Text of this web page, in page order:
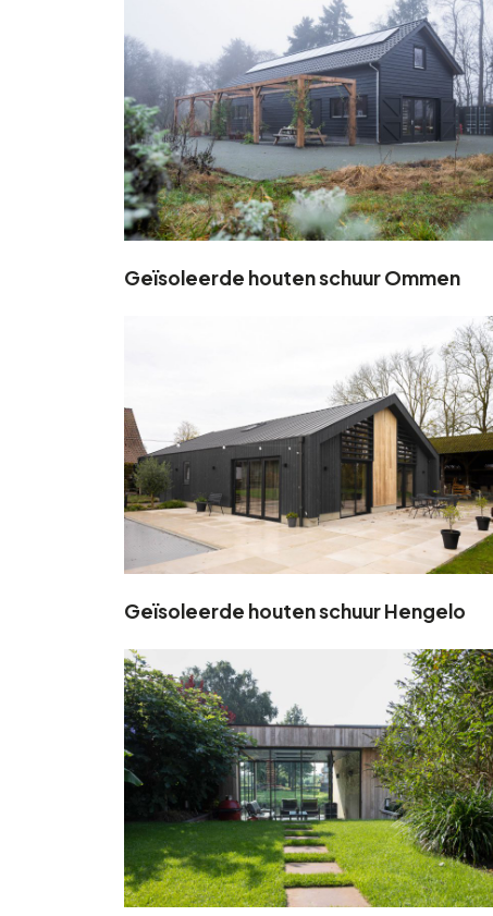
Geïsoleerde houten schuur Ommen
Geïsoleerde houten schuur Hengelo